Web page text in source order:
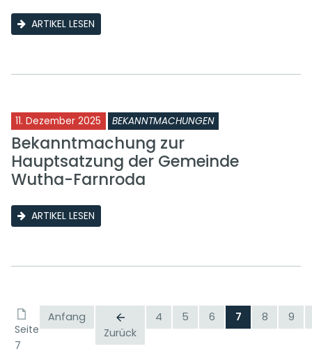
ARTIKEL LESEN
11. Dezember 2025 BEKANNTMACHUNGEN
Bekanntmachung zur
Hauptsatzung der Gemeinde
Wutha-Farnroda
ARTIKEL LESEN
Seite
7
Anfang
Zurück
4 5 6 7 8 9